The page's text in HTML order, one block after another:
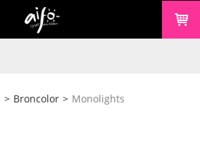
> Broncolor > Monolights